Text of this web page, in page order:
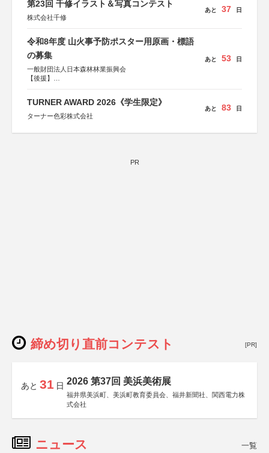
第23回 千修イラスト＆写真コンテスト
株式会社千修
あと 37 日
令和8年度 山火事予防ポスター用原画・標語
の募集
一般財団法人日本森林林業振興会
【後援】
あと 53 日
TURNER AWARD 2026《学生限定》
ターナー色彩株式会社
あと 83 日
PR
締め切り直前コンテスト [PR]
あと 31 日 2026 第37回 美浜美術展
福井県美浜町、美浜町教育委員会、福井新聞社、関西電力株
式会社
ニュース 一覧